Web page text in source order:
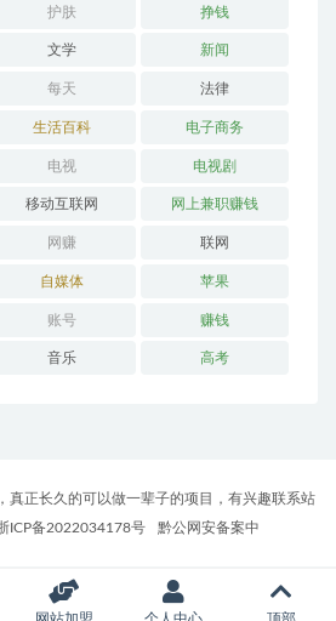
护肤 挣钱
文学 新闻
每天 法律
生活百科 电子商务
电视 电视剧
移动互联网 网上兼职赚钱
网赚 联网
自媒体 苹果
账号 赚钱
音乐 高考
真正长久的可以做一辈子的项目，有兴趣联系站
ICP备2022034178号 黔公网安备案中